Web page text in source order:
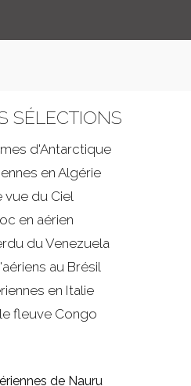
SÉLECTIONS
d'Antarctique
en Algérie
vue du Ciel
en aérien
du Venezuela
au Brésil
en Italie
fleuve Congo
de Nauru